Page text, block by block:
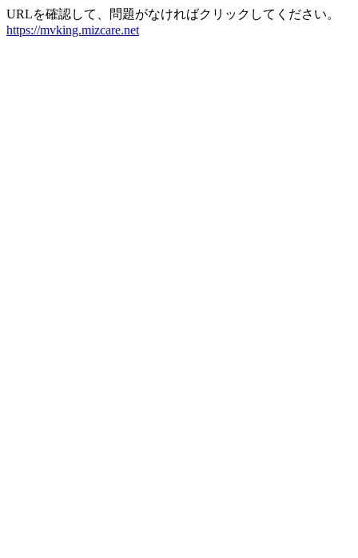
URLを確認して、問題がなければクリックしてください。
https://mvking.mizcare.net